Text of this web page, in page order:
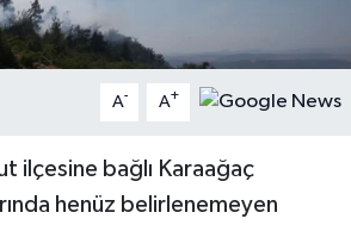
A- A+
ilçesine bağlı Karaağaç
henüz belirlenemeyen